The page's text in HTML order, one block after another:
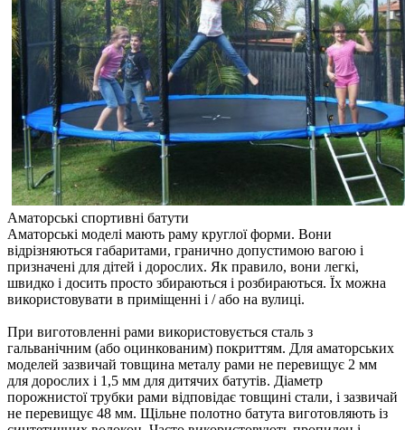
Аматорські спортивні батути
Аматорські моделі мають раму круглої форми. Вони
відрізняються габаритами, гранично допустимою вагою і
призначені для дітей і дорослих. Як правило, вони легкі,
швидко і досить просто збираються і розбираються. Їх можна
використовувати в приміщенні і / або на вулиці.
При виготовленні рами використовується сталь з
гальванічним (або оцинкованим) покриттям. Для аматорських
моделей зазвичай товщина металу рами не перевищує 2 мм
для дорослих і 1,5 мм для дитячих батутів. Діаметр
порожнистої трубки рами відповідає товщині стали, і зазвичай
не перевищує 48 мм. Щільне полотно батута виготовляють із